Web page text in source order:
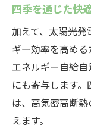
四季を通じた快
加えて、太陽光
ギー効率を高める
エネルギー自給
にも寄与します
は、高気密高断
えます。